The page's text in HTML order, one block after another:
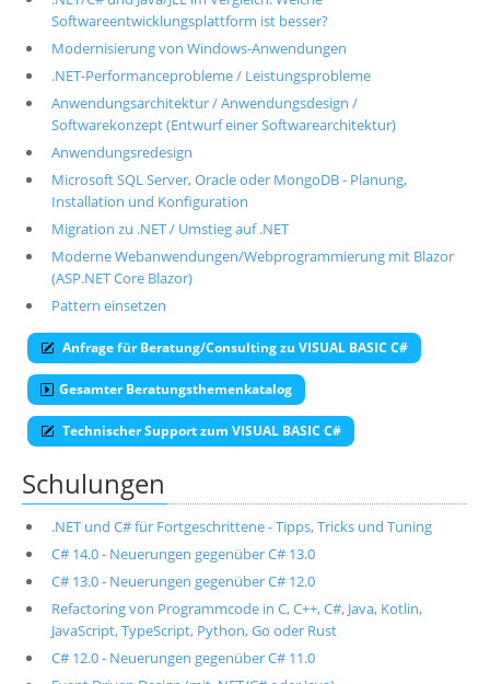
Softwareentwicklungsplattform ist besser?
Modernisierung von Windows-Anwendungen
.NET-Performanceprobleme / Leistungsprobleme
Anwendungsarchitektur / Anwendungsdesign /
Softwarekonzept (Entwurf einer Softwarearchitektur)
Anwendungsredesign
Microsoft SQL Server, Oracle oder MongoDB - Planung,
Installation und Konfiguration
Migration zu .NET / Umstieg auf .NET
Moderne Webanwendungen/Webprogrammierung mit Blazor
(ASP.NET Core Blazor)
Pattern einsetzen
Anfrage für Beratung/Consulting zu VISUAL BASIC C#
Gesamter Beratungsthemenkatalog
Technischer Support zum VISUAL BASIC C#
Schulungen
.NET und C# für Fortgeschrittene - Tipps, Tricks und Tuning
C# 14.0 - Neuerungen gegenüber C# 13.0
C# 13.0 - Neuerungen gegenüber C# 12.0
Refactoring von Programmcode in C, C++, C#, Java, Kotlin,
JavaScript, TypeScript, Python, Go oder Rust
C# 12.0 - Neuerungen gegenüber C# 11.0